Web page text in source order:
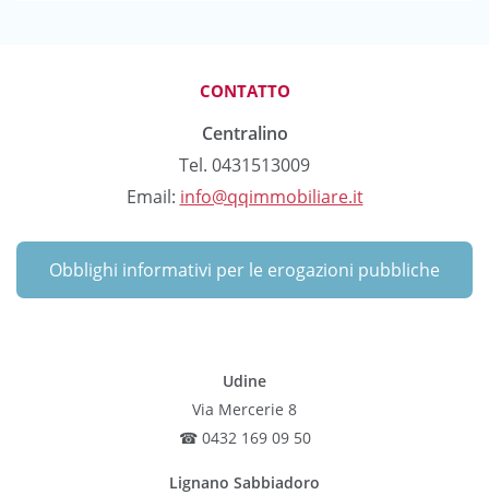
CONTATTO
Centralino
Tel. 0431513009
Email: info@qqimmobiliare.it
Obblighi informativi per le erogazioni pubbliche
Udine
Via Mercerie 8
☎ 0432 169 09 50
Lignano Sabbiadoro